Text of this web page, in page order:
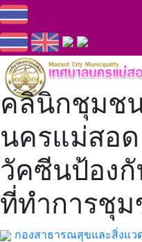
คลินิกชุมช
นครแม่สอ
วัคซีนป้อง
ที่ทำการชุ
กองสาธารณสุขและสิ่งแว